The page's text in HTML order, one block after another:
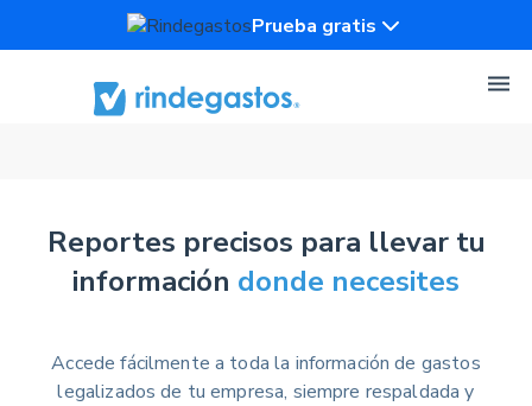
Prueba gratis
Reportes precisos para llevar tu
información donde necesites
Accede fácilmente a toda la información de gastos
legalizados de tu empresa, siempre respaldada y